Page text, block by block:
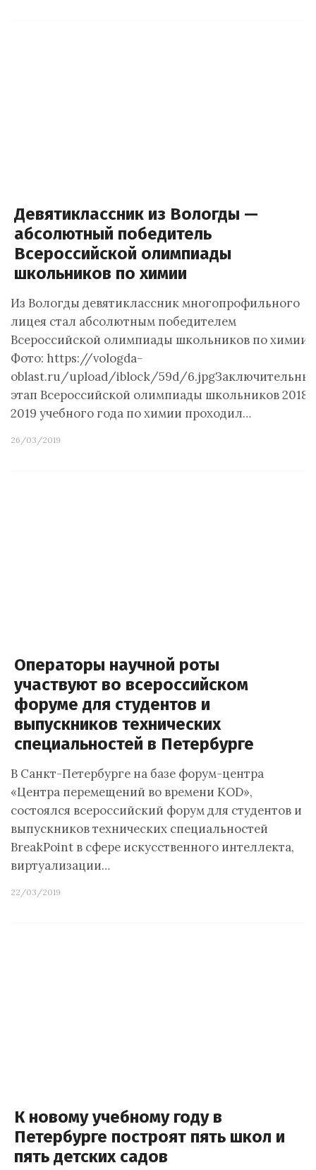
Девятиклассник из Вологды —
абсолютный победитель
Всероссийской олимпиады
школьников по химии
Из Вологды девятиклассник многопрофильного
лицея стал абсолютным победителем
Всероссийской олимпиады школьников по химии.
Фото: https://vologda-
oblast.ru/upload/iblock/59d/
этап Всероссийской олимпиады школьников 2018-
2019 учебного года по химии проходил…
26/03/2019
Операторы научной роты
участвуют во всероссийском
форуме для студентов и
выпускников технических
специальностей в Петербурге
В Санкт-Петербурге на базе форум-центра
«Центра перемещений во времени KOD»,
состоялся всероссийский форум для студентов и
выпускников технических специальностей
BreakPoint в сфере искусственного интеллекта,
виртуализации…
22/03/2019
К новому учебному году в
Петербурге построят пять школ и
пять детских садов